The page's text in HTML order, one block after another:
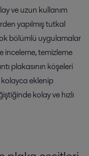
ve uzun kullanım
yapılmış tutkal
bölümlü uygulamalar
inceleme, temizleme
plakasının köşeleri
kolayca eklenip
kolay ve hızlı